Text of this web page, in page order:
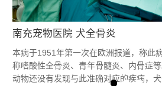
南充宠物医院 犬全骨炎
本病于1951年第一次在欧洲报道，称此
称嗜酸性全骨炎、青年骨髓炎、内骨症
动物还没有发现与此准确对应的疾病，